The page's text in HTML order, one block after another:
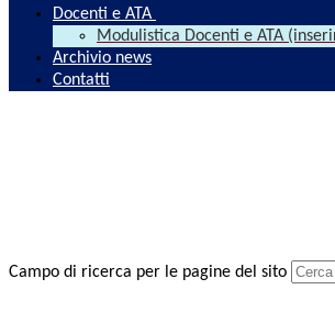
Docenti e ATA
Modulistica Docenti e ATA
Archivio news
Contatti
Campo di ricerca per le pagine del sito